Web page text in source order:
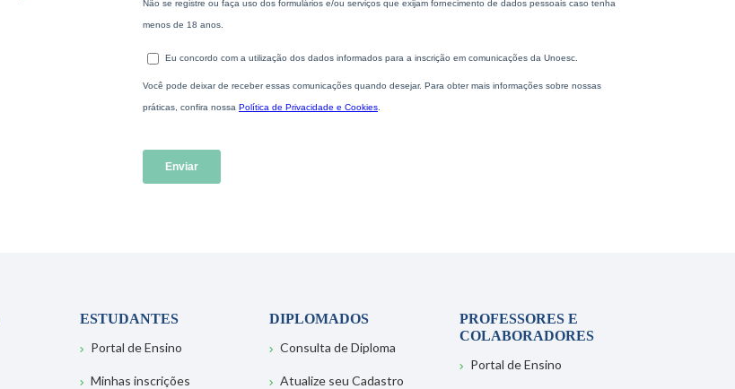
ESTUDANTES
Portal de Ensino
Minhas inscrições
DIPLOMADOS
Consulta de Diploma
Atualize seu Cadastro
PROFESSORES E
COLABORADORES
Portal de Ensino